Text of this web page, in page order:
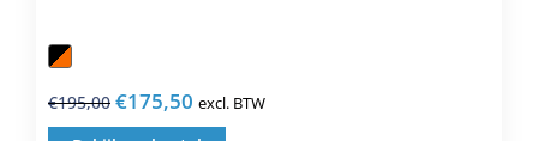
€195,00 Oorspronkelijke
€175,50 Huidige
excl. BTW